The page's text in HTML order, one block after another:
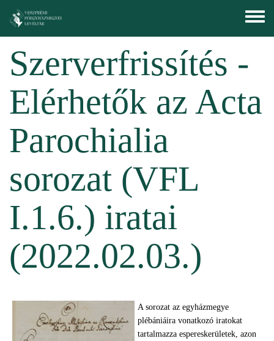
Toggle
menu
Szerverfrissítés -
Elérhetők az Acta
Parochialia
sorozat (VFL
I.1.6.) iratai
(2022.02.03.)
A sorozat az egyházmegye
plébániáira vonatkozó iratokat
tartalmazza espereskerületek, azon